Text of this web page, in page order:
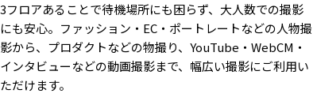
3フロアあることで待機場所にも困らず、大人数での撮影
にも安心。ファッション・EC・ポートレートなどの人物撮
影から、プロダクトなどの物撮り、YouTube・WebCM・
インタビューなどの動画撮影まで、幅広い撮影にご利用い
ただけます。